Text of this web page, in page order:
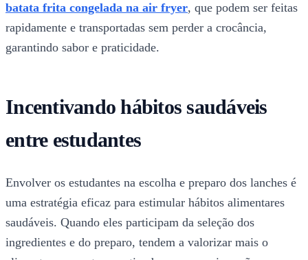
batata frita congelada na air fryer, que podem ser feitas
rapidamente e transportadas sem perder a crocância,
garantindo sabor e praticidade.
Incentivando hábitos saudáveis
entre estudantes
Envolver os estudantes na escolha e preparo dos lanches é
uma estratégia eficaz para estimular hábitos alimentares
saudáveis. Quando eles participam da seleção dos
ingredientes e do preparo, tendem a valorizar mais o